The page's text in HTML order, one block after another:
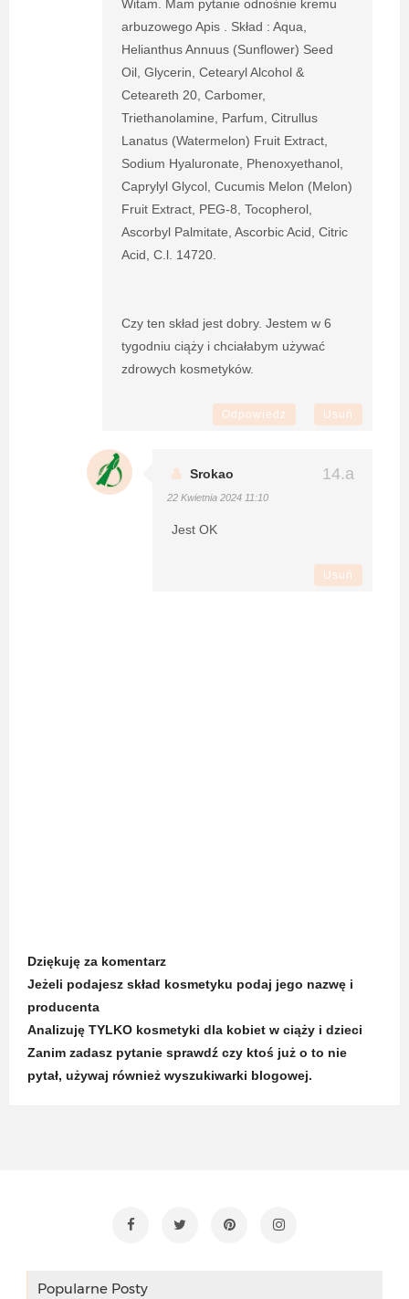
Witam. Mam pytanie odnośnie kremu
arbuzowego Apis . Skład : Aqua,
Helianthus Annuus (Sunflower) Seed
Oil, Glycerin, Cetearyl Alcohol &
Ceteareth 20, Carbomer,
Triethanolamine, Parfum, Citrullus
Lanatus (Watermelon) Fruit Extract,
Sodium Hyaluronate, Phenoxyethanol,
Caprylyl Glycol, Cucumis Melon (Melon)
Fruit Extract, PEG-8, Tocopherol,
Ascorbyl Palmitate, Ascorbic Acid, Citric
Acid, C.l. 14720.
Czy ten skład jest dobry. Jestem w 6
tygodniu ciąży i chciałabym używać
zdrowych kosmetyków.
Odpowiedz Usuń
Srokao
22 Kwietnia 2024 11:10
Jest OK
Usuń
Dziękuję za komentarz
Jeżeli podajesz skład kosmetyku podaj jego nazwę i
producenta
Analizuję TYLKO kosmetyki dla kobiet w ciąży i dzieci
Zanim zadasz pytanie sprawdź czy ktoś już o to nie
pytał, używaj również wyszukiwarki blogowej.
Popularne Posty